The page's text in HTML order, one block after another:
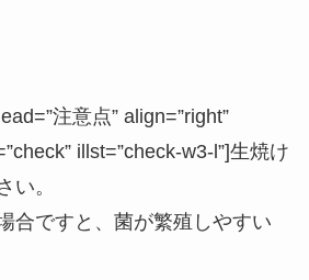
注意点” align=”right”
illst=”check-w3-l”]生焼け
い。
合ですと、菌が繁殖しやすい